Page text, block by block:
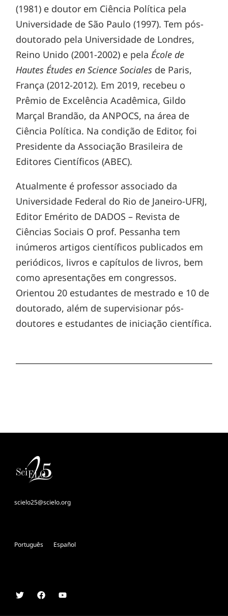
(1981) e doutor em Ciência Política pela
Universidade de São Paulo (1997). Tem pós-
doutorado pela Universidade de Londres,
Reino Unido (2001-2002) e pelaÉcole de
Hautes Études en Science Sociales de Paris,
França (2012-2012). Em 2019, recebeu o
Prêmio de Excelência Acadêmica, Gildo
Marçal Brandão, da ANPOCS, na área de
Ciência Política. Na condição de Editor, foi
Presidente da Associação Brasileira de
Editores Científicos (ABEC).
Atualmente é professor associado da
Universidade Federal do Rio de Janeiro-UFRJ,
Editor Emérito de DADOS – Revista de
Ciências Sociais O prof. Pessanha tem
inúmeros artigos científicos publicados em
periódicos, livros e capítulos de livros, bem
como apresentações em congressos.
Orientou 20 estudantes de mestrado e 10 de
doutorado, além de supervisionar pós-
doutores e estudantes de iniciação científica.
scielo25@scielo.org
Português Español